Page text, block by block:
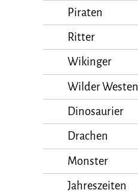
Piraten
Ritter
Wikinger
Wilder Westen
Dinosaurier
Drachen
Monster
Jahreszeiten